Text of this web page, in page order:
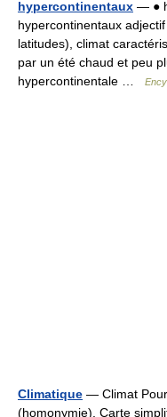
hypercontinentaux — ●
hypercontinentaux
latitudes), climat
par un été chaud et peu
hypercontinentale …
Climatique — Climat
(homonymie). Carte